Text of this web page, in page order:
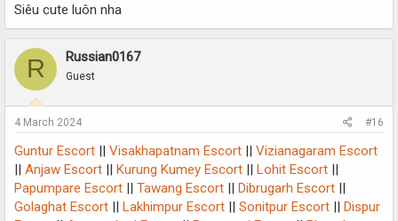
Siêu cute luôn nha
R Russian0167
Guest
4 March 2024 #16
Guntur Escort || Visakhapatnam Escort || Vizianagaram Escort
|| Anjaw Escort || Kurung Kumey Escort || Lohit Escort ||
Papumpare Escort || Tawang Escort || Dibrugarh Escort ||
Golaghat Escort || Lakhimpur Escort || Sonitpur Escort || Dispur